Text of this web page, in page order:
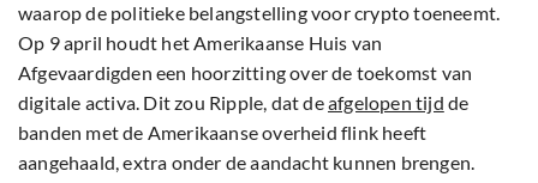
waarop de politieke belangstelling voor crypto toeneemt.
Op 9 april houdt het Amerikaanse Huis van
Afgevaardigden een hoorzitting over de toekomst van
digitale activa. Dit zou Ripple, dat deafgelopen tijd de
banden met de Amerikaanse overheid flink heeft
aangehaald, extra onder de aandacht kunnen brengen.